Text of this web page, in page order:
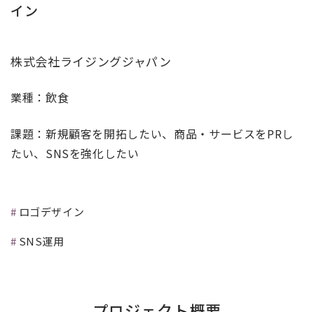
イン
株式会社ライジングジャパン
業種：飲食
課題：新規顧客を開拓したい、商品・サービスをPRし
たい、SNSを強化したい
ロゴデザイン
SNS運用